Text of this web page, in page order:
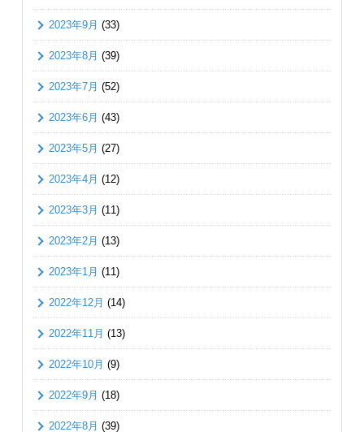
2023年9月 (33)
2023年8月 (39)
2023年7月 (52)
2023年6月 (43)
2023年5月 (27)
2023年4月 (12)
2023年3月 (11)
2023年2月 (13)
2023年1月 (11)
2022年12月 (14)
2022年11月 (13)
2022年10月 (9)
2022年9月 (18)
2022年8月 (39)